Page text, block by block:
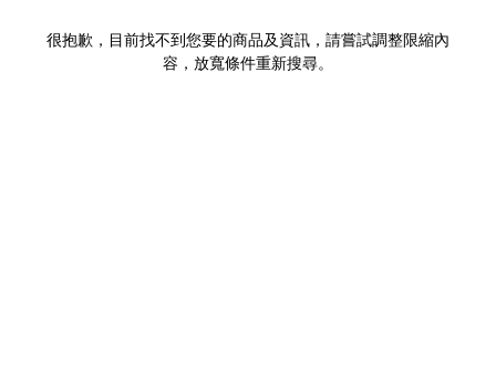
很抱歉，目前找不到您要的商品及資訊，請嘗試調整限縮內
容，放寬條件重新搜尋。